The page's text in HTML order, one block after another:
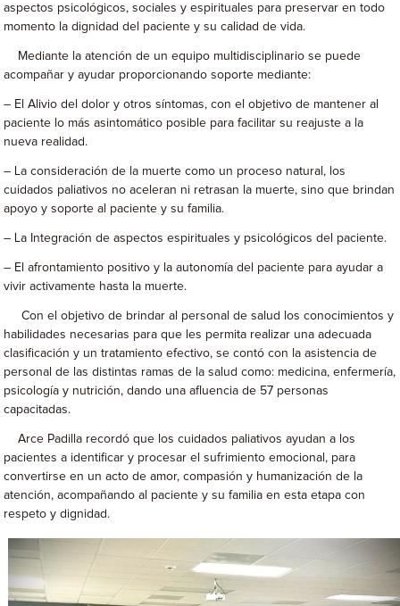
aspectos psicológicos, sociales y espirituales para preservar en todo
momento la dignidad del paciente y su calidad de vida.
Mediante la atención de un equipo multidisciplinario se puede
acompañar y ayudar proporcionando soporte mediante:
– ⁠El Alivio del dolor y otros síntomas, con el objetivo de mantener al
paciente lo más asintomático posible para facilitar su reajuste a la
nueva realidad.
– ⁠La consideración de la muerte como un proceso natural, los
cuidados paliativos no aceleran ni retrasan la muerte, sino que brindan
apoyo y soporte al paciente y su familia.
– La ⁠Integración de aspectos espirituales y psicológicos del paciente.
– ⁠El afrontamiento positivo y la autonomía del paciente para ayudar a
vivir activamente hasta la muerte.
Con el objetivo de brindar al personal de salud los conocimientos y
habilidades necesarias para que les permita realizar una adecuada
clasificación y un tratamiento efectivo, se contó con la asistencia de
personal de las distintas ramas de la salud como: medicina, enfermería,
psicología y nutrición, dando una afluencia de 57 personas
capacitadas.
Arce Padilla recordó que los cuidados paliativos ayudan a los
pacientes a identificar y procesar el sufrimiento emocional, para
convertirse en un acto de amor, compasión y humanización de la
atención, acompañando al paciente y su familia en esta etapa con
respeto y dignidad.